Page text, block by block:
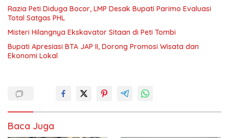
Razia Peti Diduga Bocor, LMP Desak Bupati Parimo Evaluasi
Total Satgas PHL
Misteri Hilangnya Ekskavator Sitaan di Peti Tombi
Bupati Apresiasi BTA JAP II, Dorong Promosi Wisata dan
Ekonomi Lokal
Baca Juga